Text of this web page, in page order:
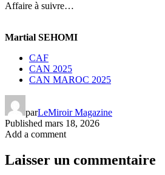
‎Affaire à suivre…
Martial SEHOMI
CAF
CAN 2025
CAN MAROC 2025
parLeMiroir Magazine
Published mars 18, 2026
Add a comment
Laisser un commentaire